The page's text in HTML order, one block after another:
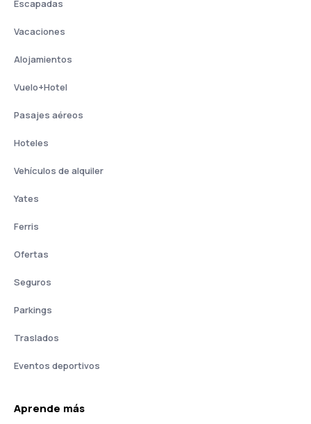
Escapadas
Vacaciones
Alojamientos
Vuelo+Hotel
Pasajes aéreos
Hoteles
Vehículos de alquiler
Yates
Ferris
Ofertas
Seguros
Parkings
Traslados
Eventos deportivos
Aprende más